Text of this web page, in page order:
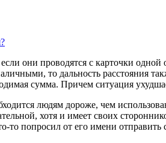
они проводятся с карточки
то дальность расстояния
сумма. Причем ситуация
людям дороже, чем
хотя и имеет своих
попросил от его имени